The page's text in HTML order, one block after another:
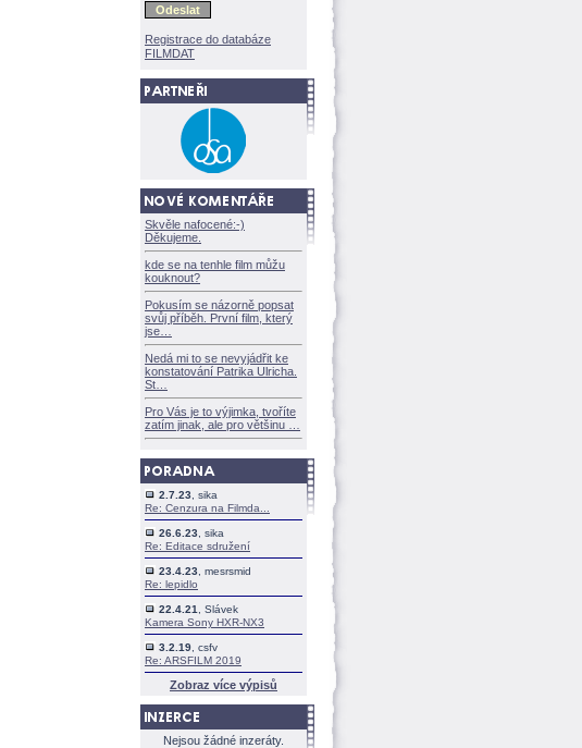
Registrace do databáze
FILMDAT
Skvěle nafocené:-)
Děkujeme.
kde se na tenhle film můžu
kouknout?
Pokusím se názorně popsat
svůj příběh. První film, který
jse
Nedá mi to se nevyjádřit ke
konstatování Patrika Ulricha.
St
Pro Vás je to výjimka, tvoříte
zatím jinak, ale pro většinu
2.7.23 , sika
Re: Cenzura na Filmda...
26.6.23 , sika
Re: Editace sdružení
23.4.23 , mesrsmid
Re: lepidlo
22.4.21
, Slávek
Kamera Sony HXR-NX3
3.2.19 , csfv
Re: ARSFILM 2019
Zobraz více výpisů
Nejsou žádné inzeráty.